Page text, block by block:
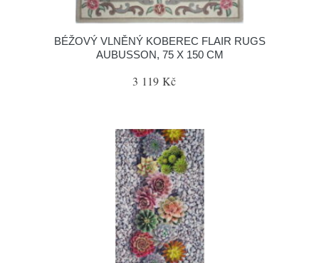
BÉŽOVÝ VLNĚNÝ KOBEREC FLAIR RUGS
AUBUSSON, 75 X 150 CM
3 119 Kč